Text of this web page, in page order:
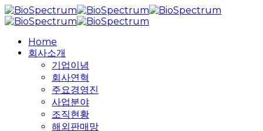
Skip
to
content
search
MenuHome
회사소개
기업이념
회사연혁
주요경영진
사업분야
조직현황
해외판매망